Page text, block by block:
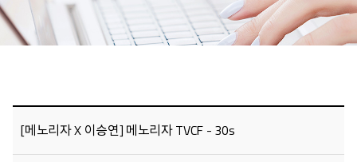
[메노리자 X 이승연] 메노리자 TVCF - 30s